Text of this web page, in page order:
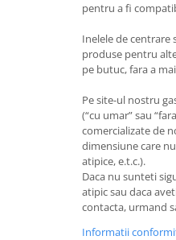
pentru a fi
Inelele de centrare
produse pentru
pe butuc, fara a
Pe site-ul nostru
(“cu umar” sau
comercializate de
dimensiune care
atipice, e.t.c.).
Daca nu sunteti
atipic sau daca
contacta, urmand
Informatii